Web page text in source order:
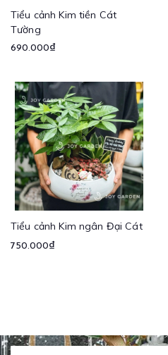
Tiểu cảnh Kim tiền Cát
Tường
690.000₫
Tiểu cảnh Kim ngân Đại Cát
750.000₫